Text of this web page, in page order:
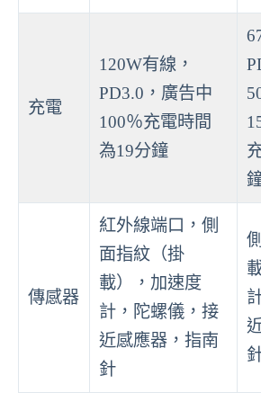
充電
120W有線，
PD3.0，廣告中
100％充電時間
為19分鐘
傳感器
紅外線端口，側
面指紋（掛
載），加速度
計，陀螺儀，接
近感應器，指南
針